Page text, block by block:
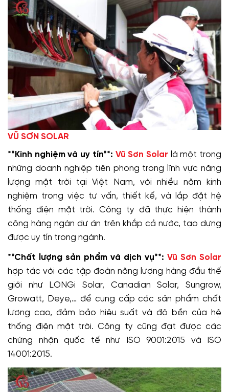
VŨ SƠN SOLAR
**Kinh nghiệm và uy tín**: Vũ Sơn Solar là một trong
những doanh nghiệp tiên phong trong lĩnh vực năng
lượng mặt trời tại Việt Nam, với nhiều năm kinh
nghiệm trong việc tư vấn, thiết kế, và lắp đặt hệ
thống điện mặt trời. Công ty đã thực hiện thành
công hàng ngàn dự án trên khắp cả nước, tạo dựng
được uy tín trong ngành.
**Chất lượng sản phẩm và dịch vụ**: Vũ Sơn Solar
hợp tác với các tập đoàn năng lượng hàng đầu thế
giới như LONGi Solar, Canadian Solar, Sungrow,
Growatt, Deye,… để cung cấp các sản phẩm chất
lượng cao, đảm bảo hiệu suất và độ bền của hệ
thống điện mặt trời. Công ty cũng đạt được các
chứng nhận quốc tế như ISO 9001:2015 và ISO
14001:2015.